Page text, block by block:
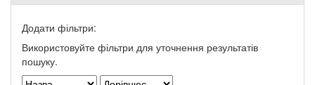
Додати фільтри:
Використовуйте фільтри для уточнення результатів
пошуку.